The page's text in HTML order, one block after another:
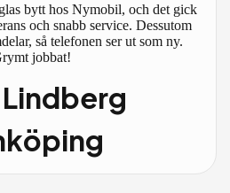
bytt hos Nymobil, och det gick
och snabb service. Dessutom
så telefonen ser ut som ny.
jobbat!
Lindberg